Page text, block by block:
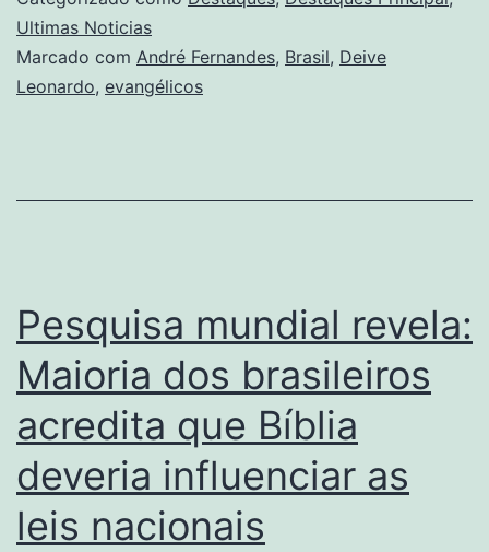
Ultimas Noticias
Marcado com André Fernandes, Brasil, Deive
Leonardo, evangélicos
Pesquisa mundial revela:
Maioria dos brasileiros
acredita que Bíblia
deveria influenciar as
leis nacionais